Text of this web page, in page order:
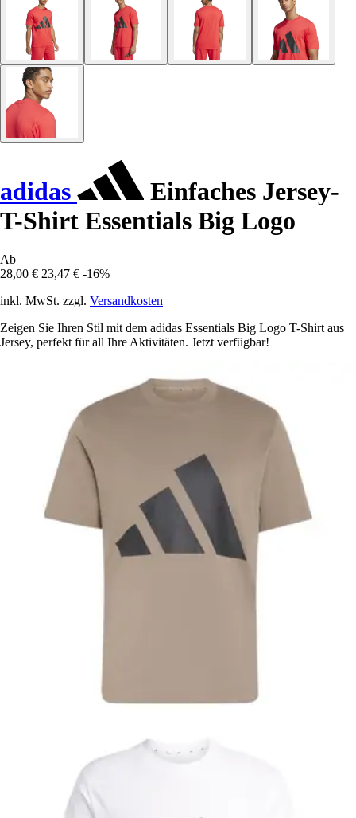
adidas
Einfaches Jersey-
T-Shirt Essentials Big Logo
Ab
28,00 € 23,47 € -16%
inkl. MwSt. zzgl. Versandkosten
Zeigen Sie Ihren Stil mit dem adidas Essentials Big Logo T-Shirt aus
Jersey, perfekt für all Ihre Aktivitäten. Jetzt verfügbar!